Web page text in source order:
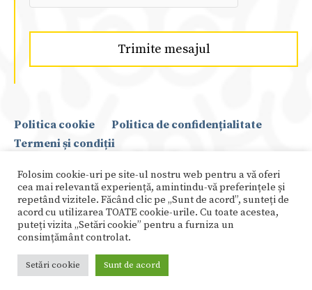
Trimite mesajul
Politica cookie
Politica de confidențialitate
Termeni și condiții
Copyright © 2021 Suada Agachi
Folosim cookie-uri pe site-ul nostru web pentru a vă oferi
cea mai relevantă experiență, amintindu-vă preferințele și
repetând vizitele. Făcând clic pe „Sunt de acord”, sunteți de
acord cu utilizarea TOATE cookie-urile. Cu toate acestea,
puteți vizita „Setări cookie” pentru a furniza un
consimțământ controlat.
Setări cookie Sunt de acord